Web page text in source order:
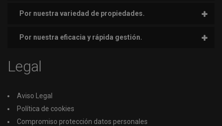
Por nuestra variedad de propiedades.
Por nuestra eficacia y rápida gestión.
Legal
Aviso Legal
Política de cookies
Compromiso protección datos personales